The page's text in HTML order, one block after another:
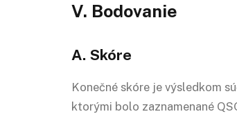
V. Bodovanie
A. Skóre
Konečné skóre je výsledkom
ktorými bolo zaznamenané